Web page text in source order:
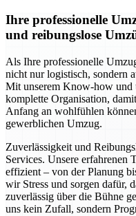
Ihre professionelle
und reibungslose
Als Ihre professionelle
nicht nur logistisch, sondern
Mit unserem Know-how und
komplette Organisation,
Anfang an wohlfühlen
gewerblichen Umzug.
Zuverlässigkeit und
Services. Unsere erfahrenen
effizient – von der Planung
wir Stress und sorgen dafür,
zuverlässig über die Bühne
uns kein Zufall, sondern